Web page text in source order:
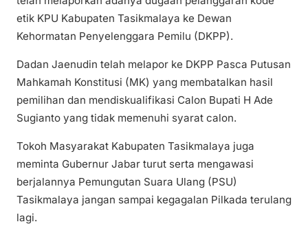
etik KPU Kabupaten Tasikmalaya ke Dewan
Kehormatan Penyelenggara Pemilu (DKPP).
Dadan Jaenudin telah melapor ke DKPP Pasca Putusan
Mahkamah Konstitusi (MK) yang membatalkan hasil
pemilihan dan mendiskualifikasi Calon Bupati H Ade
Sugianto yang tidak memenuhi syarat calon.
Tokoh Masyarakat Kabupaten Tasikmalaya juga
meminta Gubernur Jabar turut serta mengawasi
berjalannya Pemungutan Suara Ulang (PSU)
Tasikmalaya jangan sampai kegagalan Pilkada terulang
lagi.